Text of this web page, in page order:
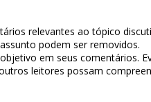
relevantes ao tópico
podem ser removidos.
em seus comentários.
leitores possam